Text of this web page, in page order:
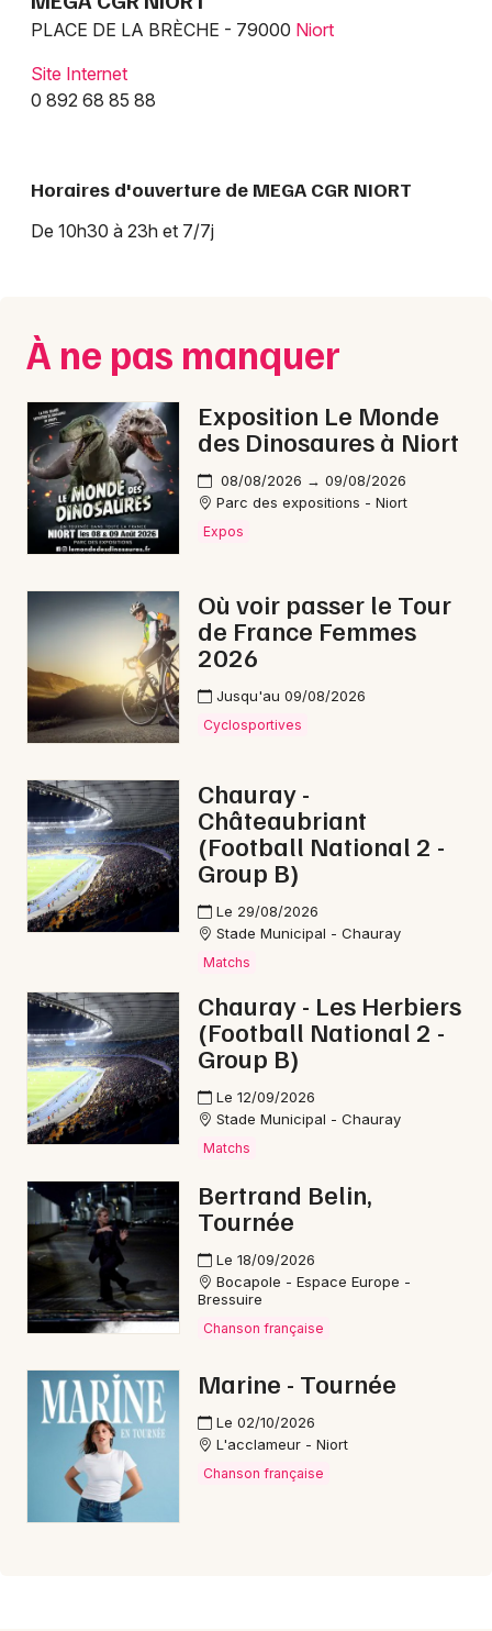
Concerts
Soirées
Sorties & loisirs
Cinéma dans les Deux-Sèvres
Cinéma en Poitou-Charente
Cinéma en Nouvelle-Aquitaine
Newsletter des sorties
Artistes en tournée
Magazine à Niort
79 - Deux-Sèvres
Choisir mes départements
Mon email
Je m'abonne
Montpellier
Nice
Strasbourg
Toulouse
PLACE DE LA BRÈCHE - 79000 Niort
Site Internet
0 892 68 85 88
Horaires d'ouverture de MEGA CGR NIORT
De 10h30 à 23h et 7/7j
À ne pas manquer
Exposition Le Monde
des Dinosaures à Niort
08/08/2026 → 09/08/2026
Parc des expositions - Niort
Expos
Où voir passer le Tour
de France Femmes
2026
Jusqu'au 09/08/2026
Cyclosportives
Chauray -
Châteaubriant
(Football National 2 -
Group B)
Le 29/08/2026
Stade Municipal - Chauray
Matchs
Chauray - Les Herbiers
(Football National 2 -
Group B)
Le 12/09/2026
Stade Municipal - Chauray
Matchs
Bertrand Belin,
Tournée
Le 18/09/2026
Bocapole - Espace Europe -
Bressuire
Chanson française
Marine - Tournée
Le 02/10/2026
L'acclameur - Niort
Chanson française